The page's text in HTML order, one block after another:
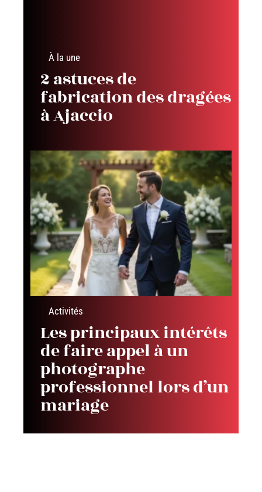
À la une
2 astuces de
fabrication des dragées
à Ajaccio
Activités
Les principaux intérêts
de faire appel à un
photographe
professionnel lors d’un
mariage